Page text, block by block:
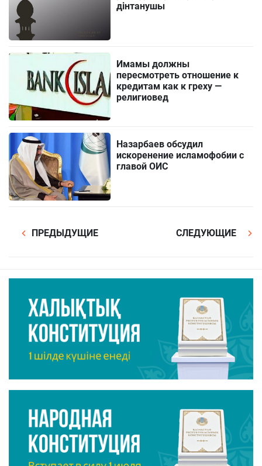
дінтанушы
Имамы должны
пересмотреть отношение к
кредитам как к греху —
религиовед
Назарбаев обсудил
искоренение исламофобии с
главой ОИС
ПРЕДЫДУЩИЕ СЛЕДУЮЩИЕ